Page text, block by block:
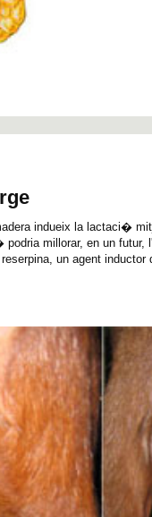
indueix la lactaci�
millorar, en un futur,
un agent inductor